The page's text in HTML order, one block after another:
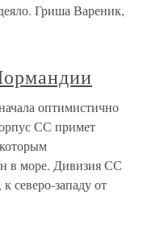
Гриша Вареник,
оптимистично
СС примет
в море. Дивизия СС
северо-западу от